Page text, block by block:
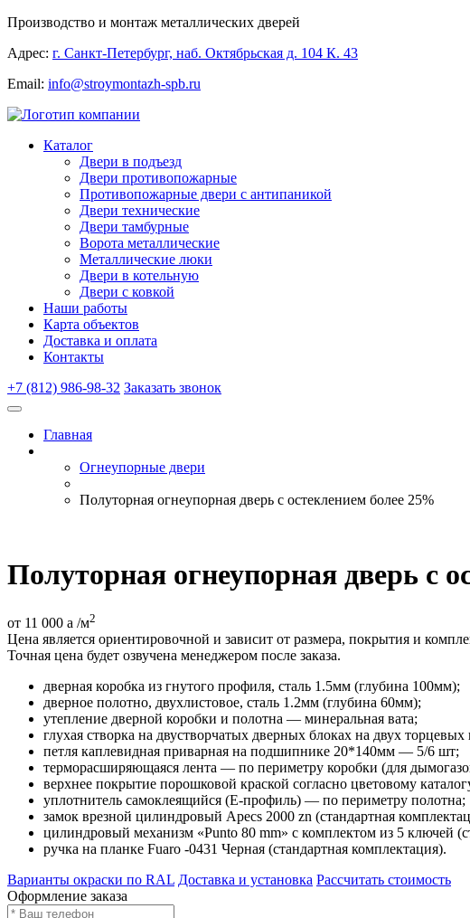
Производство и монтаж металлических дверей
Адрес: г. Санкт-Петербург, наб. Октябрьская д. 104 К. 43
Email: info@stroymontazh-spb.ru
Каталог
Двери в подъезд
Двери противопожарные
Противопожарные двери с антипаникой
Двери технические
Двери тамбурные
Ворота металлические
Металлические люки
Двери в котельную
Двери с ковкой
Наши работы
Карта объектов
Доставка и оплата
Контакты
+7 (812) 986-98-32 Заказать звонок
Главная
Огнеупорные двери
Полуторная огнеупорная дверь с остеклением более 25%
Полуторная огнеупорная дверь с
от 11 000 a /м2
Цена является ориентировочной и зависит от размера, покрытия и
Точная цена будет озвучена менеджером после заказа.
дверная коробка из гнутого профиля, сталь 1.5мм (глубина 100мм);
дверное полотно, двухлистовое, сталь 1.2мм (глубина 60мм);
утепление дверной коробки и полотна — минеральная вата;
глухая створка на двустворчатых дверных блоках на двух
петля каплевидная приварная на подшипнике 20*140мм — 5/6 шт;
терморасширяющаяся лента — по периметру коробки (для
верхнее покрытие порошковой краской согласно цветовому
уплотнитель самоклеящийся (E-профиль) — по периметру полотна;
замок врезной цилиндровый Apecs 2000 zn (стандартная
цилиндровый механизм «Punto 80 mm» с комплектом из 5 ключей
ручка на планке Fuaro -0431 Черная (стандартная комплектация).
Варианты окраски по RAL Доставка и установка Рассчитать стоимость
Оформление заказа